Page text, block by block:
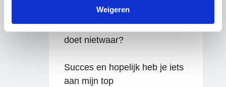
kunnen ontvangen en verwerken.
Weigeren
komen en dat is toch
uiteindelijk waar je het voor
doet nietwaar?
Succes en hopelijk heb je iets
aan mijn top